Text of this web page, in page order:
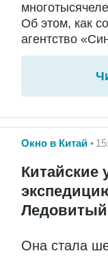
Об этом, как
агентство
Окно в Китай
Китайские
Ледовитый
Она стала